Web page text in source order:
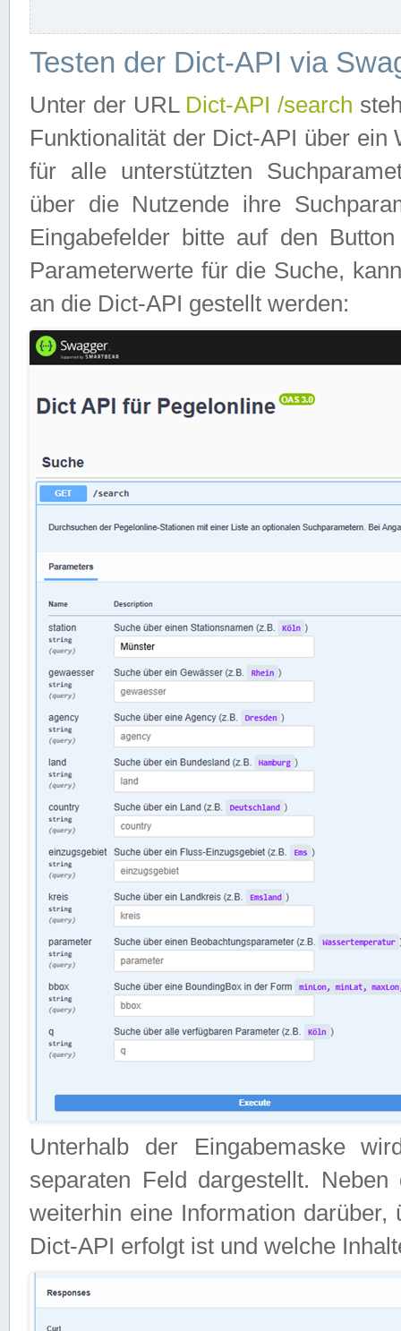
Testen der Dict-API via
Unter der URL Dict-API /search
Funktionalität der Dict-API über
für alle unterstützten
über die Nutzende ihre
Eingabefelder bitte auf den
Parameterwerte für die Suche,
an die Dict-API gestellt werden:
Unterhalb der Eingabemaske
separaten Feld dargestellt.
weiterhin eine Information
Dict-API erfolgt ist und welche